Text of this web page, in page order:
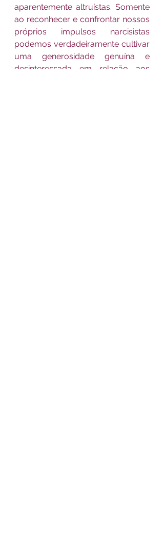
aparentemente altruístas. Somente
ao reconhecer e confrontar nossos
próprios impulsos narcisistas
podemos verdadeiramente cultivar
uma generosidade genuína e
desinteressada em relação aos